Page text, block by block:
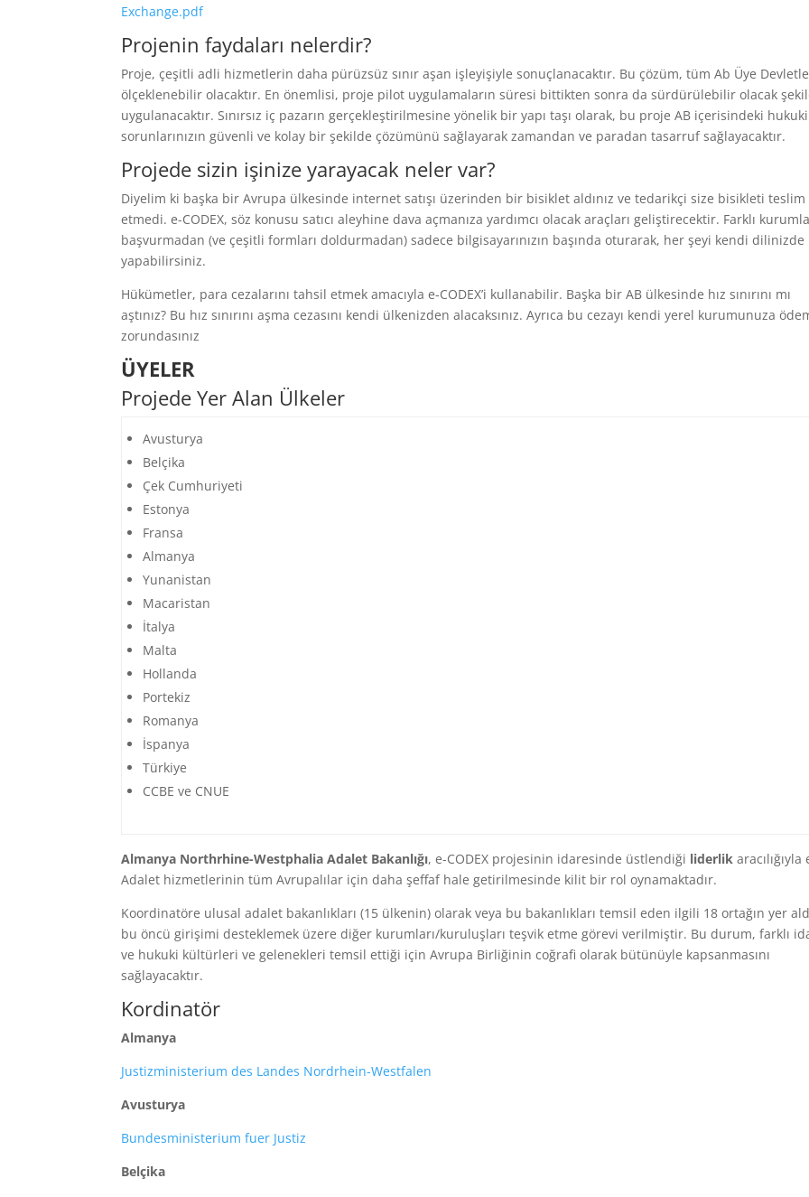
Exchange.pdf
Projenin faydaları nelerdir?
Proje, çeşitli adli hizmetlerin daha pürüzsüz sınır aşan işleyişiyle sonuçlanacaktır. Bu çözüm, tüm Ab Üye
ölçeklenebilir olacaktır. En önemlisi, proje pilot uygulamaların süresi bittikten sonra da sürdürülebilir olacak
uygulanacaktır. Sınırsız iç pazarın gerçekleştirilmesine yönelik bir yapı taşı olarak, bu proje AB içerisindeki hukuki
sorunlarınızın güvenli ve kolay bir şekilde çözümünü sağlayarak zamandan ve paradan tasarruf sağlayacaktır.
Projede sizin işinize yarayacak neler var?
Diyelim ki başka bir Avrupa ülkesinde internet satışı üzerinden bir bisiklet aldınız ve tedarikçi size bisikleti teslim
etmedi. e-CODEX, söz konusu satıcı aleyhine dava açmanıza yardımcı olacak araçları geliştirecektir. Farklı
başvurmadan (ve çeşitli formları doldurmadan) sadece bilgisayarınızın başında oturarak, her şeyi kendi dilinizde
yapabilirsiniz.
Hükümetler, para cezalarını tahsil etmek amacıyla e-CODEX’i kullanabilir. Başka bir AB ülkesinde hız sınırını mı
aştınız? Bu hız sınırını aşma cezasını kendi ülkenizden alacaksınız. Ayrıca bu cezayı kendi yerel kurumunuza
zorundasınız
ÜYELER
Projede Yer Alan Ülkeler
Avusturya
Belçika
Çek Cumhuriyeti
Estonya
Fransa
Almanya
Yunanistan
Macaristan
İtalya
Malta
Hollanda
Portekiz
Romanya
İspanya
Türkiye
CCBE ve CNUE
Almanya Northrhine-Westphalia Adalet Bakanlığı, e-CODEX projesinin idaresinde üstlendiği liderlik aracılığıyla
Adalet hizmetlerinin tüm Avrupalılar için daha şeffaf hale getirilmesinde kilit bir rol oynamaktadır.
Koordinatöre ulusal adalet bakanlıkları (15 ülkenin) olarak veya bu bakanlıkları temsil eden ilgili 18 ortağın yer
bu öncü girişimi desteklemek üzere diğer kurumları/kuruluşları teşvik etme görevi verilmiştir. Bu durum, farklı
ve hukuki kültürleri ve gelenekleri temsil ettiği için Avrupa Birliğinin coğrafi olarak bütünüyle kapsanmasını
sağlayacaktır.
Kordinatör
Almanya
Justizministerium des Landes Nordrhein-Westfalen
Avusturya
Bundesministerium fuer Justiz
Belçika